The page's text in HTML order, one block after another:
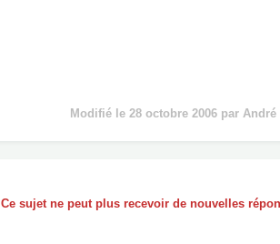
Modifié le 28 octobre 2006 par André
Ce sujet ne peut plus recevoir de nouvelles